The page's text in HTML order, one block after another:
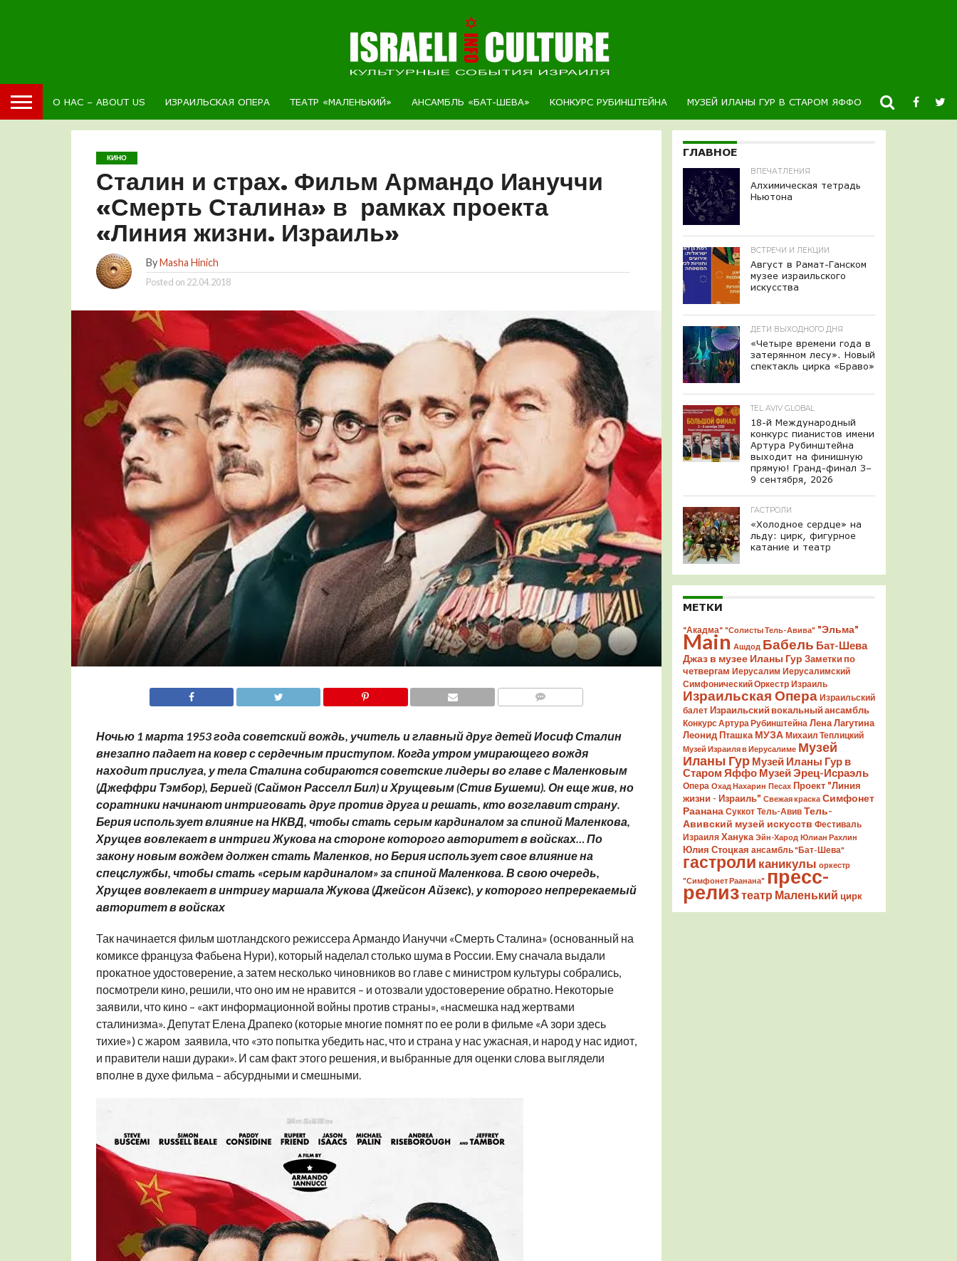
О НАС – ABOUT US ИЗРАИЛЬСКАЯ ОПЕРА ТЕАТР «МАЛЕНЬКИЙ» АНСАМБЛЬ «БАТ-ШЕВА» КОНКУРС РУБИНШТЕЙНА МУЗЕЙ ИЛАНЫ ГУР В СТАРОМ ЯФФО НОВОСТИ
КИНО
Сталин и страх. Фильм Армандо Иануччи
«Смерть Сталина» в рамках проекта
«Линия жизни. Израиль»
ByMasha Hinich
Posted on 22.04.2018
Ночью 1 марта 1953 года советский вождь, учитель и главный друг детей Иосиф Сталин
внезапно падает на ковер с сердечным приступом. Когда утром умирающего вождя
находит прислуга, у тела Сталина собираются советские лидеры во главе с Маленковым
(Джеффри Тэмбор), Берией (Саймон Расселл Бил) и Хрущевым (Стив Бушеми). Он еще жив, но
соратники начинают интриговать друг против друга и решать, кто возглавит страну.
Берия использует влияние на НКВД, чтобы стать серым кардиналом за спиной Маленкова,
Хрущев вовлекает в интриги Жукова на стороне которого авторитет в войсках… По
закону новым вождем должен стать Маленков, но Берия использует свое влияние на
спецслужбы, чтобы стать «серым кардиналом» за спиной Маленкова. В свою очередь,
Хрущев вовлекает в интригу маршала Жукова (Джейсон Айзекс), у которого непререкаемый
авторитет в войсках
Так начинается фильм шотландского режиссера Армандо Иануччи «Смерть Сталина» (основанный на
комиксе француза Фабьена Нури), который наделал столько шума в России. Ему сначала выдали
прокатное удостоверение, а затем несколько чиновников во главе с министром культуры собрались,
посмотрели кино, решили, что оно им не нравится – и отозвали удостоверение обратно. Некоторые
заявили, что кино – «акт информационной войны против страны», «насмешка над жертвами
сталинизма». Депутат Елена Драпеко (которые многие помнят по ее роли в фильме «А зори здесь
тихие») с жаром заявила, что «это попытка убедить нас, что и страна у нас ужасная, и народ у нас идиот,
и правители наши дураки». И сам факт этого решения, и выбранные для оценки слова выглядели
вполне в духе фильма – абсурдными и смешными.
ГЛАВНОЕ
ВПЕЧАТЛЕНИЯ
Алхимическая тетрадь
Ньютона
ВСТРЕЧИ И ЛЕКЦИИ
Август в Рамат-Ганском
музее израильского
искусства
ДЕТИ ВЫХОДНОГО ДНЯ
«Четыре времени года в
затерянном лесу». Новый
спектакль цирка «Браво»
TEL AVIV GLOBAL
18-й Международный
конкурс пианистов имени
Артура Рубинштейна
выходит на финишную
прямую! Гранд-финал 3–
9 сентября, 2026
ГАСТРОЛИ
«Холодное сердце» на
льду: цирк, фигурное
катание и театр
МЕТКИ
"Акадма" "Солисты Тель-Авива" "Эльма"
Main Ашдод Бабель Бат-Шева
Джаз в музее Иланы Гур Заметки по
четвергам Иерусалим Иерусалимский
Симфонический Оркестр Израиль
Израильская Опера Израильский
балет Израильский вокальный ансамбль
Конкурс Артура Рубинштейна Лена Лагутина
Леонид Пташка МУЗА Михаил Теплицкий
Музей Израиля в Иерусалиме Музей
Иланы Гур Музей Иланы Гур в
Старом Яффо Музей Эрец-Исраэль
Опера Охад Нахарин Песах Проект "Линия
жизни - Израиль" Свежая краска Симфонет
Раанана Суккот Тель-Авив Тель-
Авивский музей искусств Фестиваль
Израиля Ханука Эйн-Харод Юлиан Рахлин
Юлия Стоцкая ансамбль "Бат-Шева"
гастроли каникулы оркестр
"Симфонет Раанана" пресс-
релизтеатр Маленький цирк